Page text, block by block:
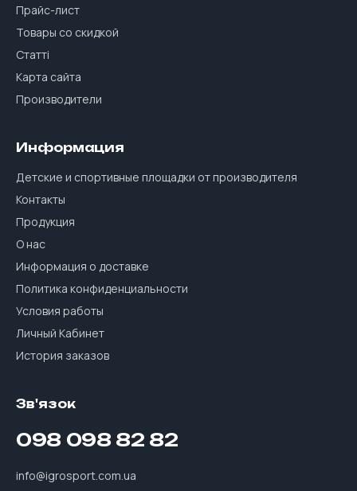
Прайс-лист
Товары со скидкой
Статті
Карта сайта
Производители
Информация
Детские и спортивные площадки от производителя
Контакты
Продукция
О нас
Информация о доставке
Политика конфиденциальности
Условия работы
Личный Кабинет
История заказов
Зв'язок
098 098 82 82
info@igrosport.com.ua